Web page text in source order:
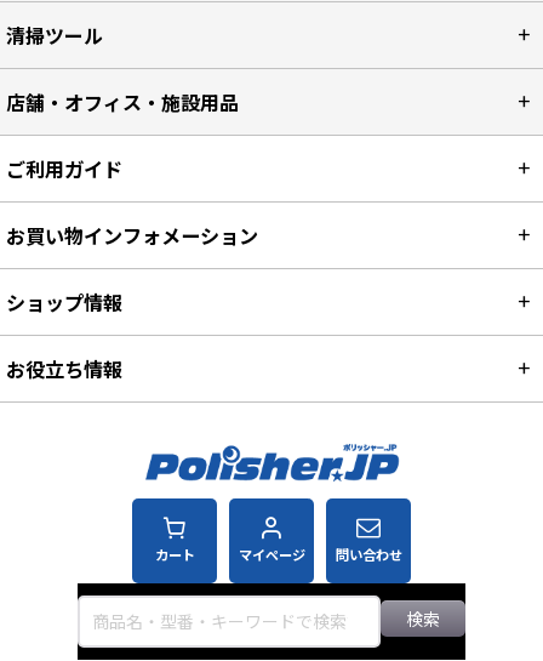
清掃ツール
店舗・オフィス・施設用品
カート マイページ 問い合わせ
検索
ご利用ガイド
お買い物インフォメーション
ショップ情報
お役立ち情報